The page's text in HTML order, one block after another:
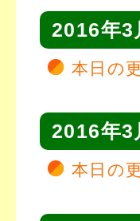
2016年3
本日の
2016年3
本日の